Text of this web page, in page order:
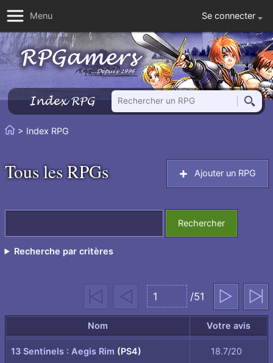
Menu Se connecter
Index RPG
Rechercher un RPG
Vous> Index RPG
Tous les RPGs Ajouter un RPG
Rechercher
Recherche par critères
Première
page
Précédent
/51
la
page
Nom Votre avis
13 Sentinels : Aegis Rim (PS4) 18.7/20